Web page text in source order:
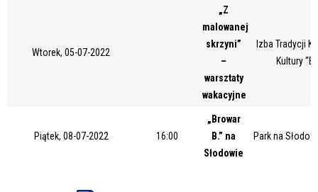
Promowane
Wtorek, 05-07-2022
„Z
malowanej
skrzyni”
–
warsztaty
wakacyjne
Izba Tradycji
Kultury
Piątek, 08-07-2022 16:00
„Browar
B.” na
Słodowie
Park na